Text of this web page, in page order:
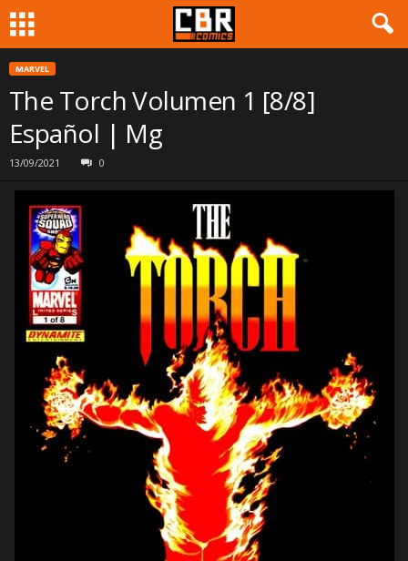
MARVEL
The Torch Volumen 1 [8/8]
Español | Mg
13/09/2021 0